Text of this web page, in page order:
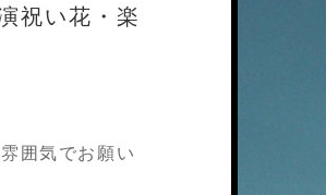
祝い花・楽
囲気でお願い